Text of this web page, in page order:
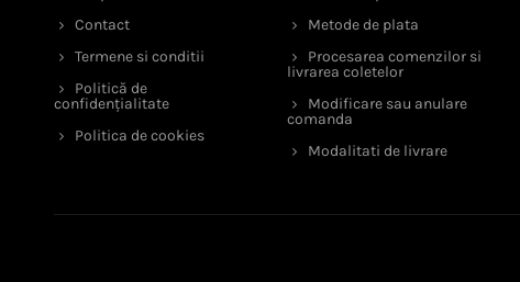
Contact
Termene si conditii
Politică de
confidențialitate
Politica de cookies
Metode de plata
Procesarea comenzilor si
livrarea coletelor
Modificare sau anulare
comanda
Modalitati de livrare